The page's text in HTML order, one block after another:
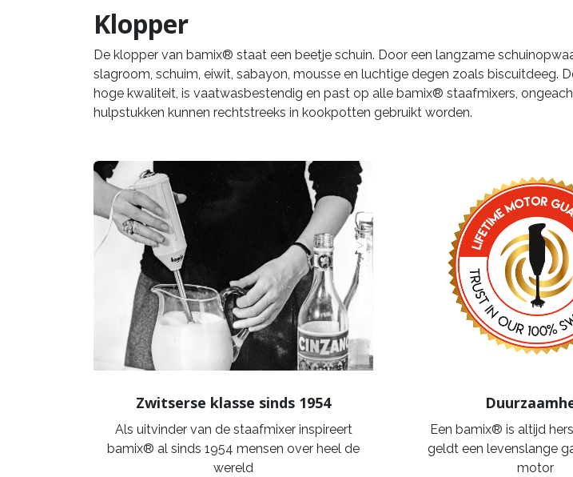
Klopper
De klopper van bamix® staat een beetje schuin. Door een langzame
slagroom, schuim, eiwit, sabayon, mousse en luchtige degen zoals biscuitdeeg.
hoge kwaliteit, is vaatwasbestendig en past op alle bamix® staafmixers,
hulpstukken kunnen rechtstreeks in kookpotten gebruikt worden.
Zwitserse klasse sinds 1954
Als uitvinder van de staafmixer inspireert
bamix® al sinds 1954 mensen over heel de
wereld
Een bamix® is altijd
geldt een levenslange
motor